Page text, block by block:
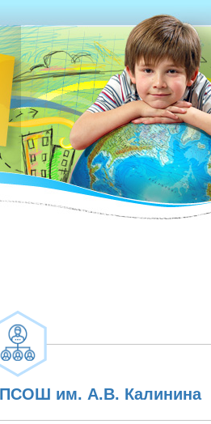
им. А.В. Калинина